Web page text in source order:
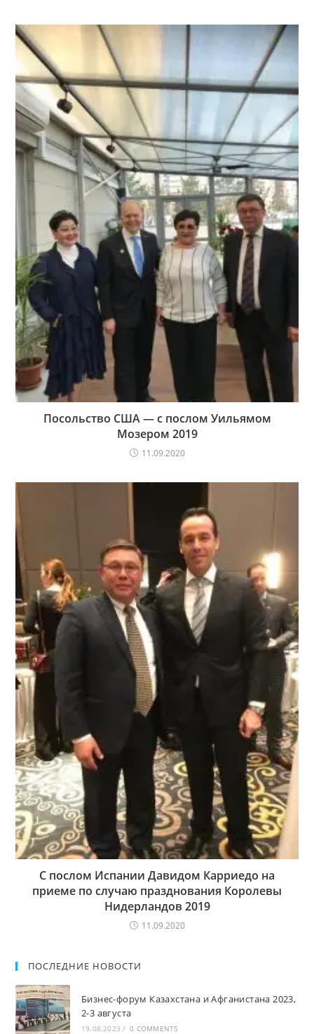
Посольство США — с послом Уильямом
Мозером 2019
11.09.2020
С послом Испании Давидом Карриедо на
приеме по случаю празднования Королевы
Нидерландов 2019
11.09.2020
ПОСЛЕДНИЕ НОВОСТИ
Бизнес-форум Казахстана и Афганистана 2023,
2-3 августа
19.08.2023 / 0 COMMENTS